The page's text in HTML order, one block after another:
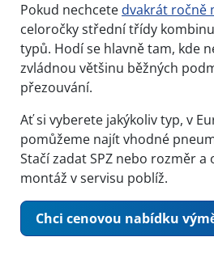
Pokud nechcete dvakrát ročně
celoročky střední třídy
typů. Hodí se hlavně tam, kde
zvládnou většinu běžných
přezouvání.
Ať si vyberete jakýkoliv typ, v
pomůžeme najít vhodné
Stačí zadat SPZ nebo rozměr a
montáž v servisu poblíž.
Chci cenovou nabídku